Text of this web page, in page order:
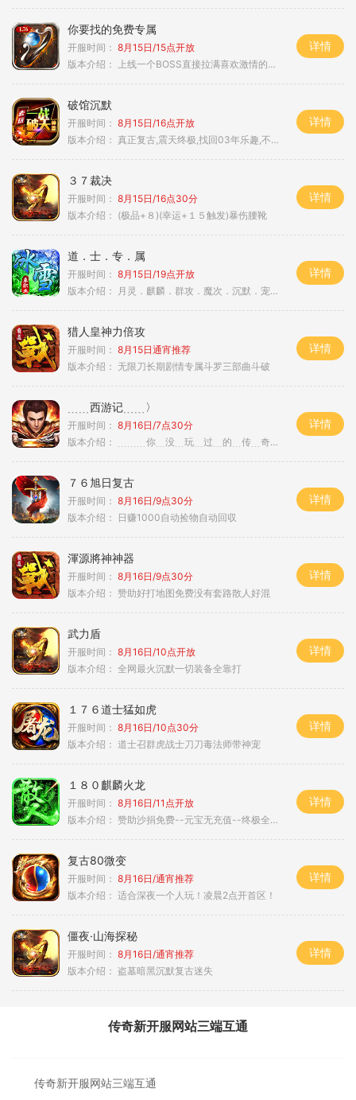
你要找的免费专属
开服时间： 8月15日/15点开放
版本介绍：
上线一个BOSS直接拉满喜欢激情的朋友进
详情
破馆沉默
开服时间： 8月15日/16点开放
版本介绍： 真正复古,震天终极,找回03年乐趣,不搞花里胡
详情
３７裁决
开服时间： 8月15日/16点30分
版本介绍： (极品+８)(幸运+１５触发)暴伤腰靴
详情
道．士．专．属
开服时间： 8月15日/19点开放
版本介绍：
月灵．麒麟．群攻．魔次．沉默．宠物．暗黑
详情
猎人皇神力倍攻
开服时间： 8月15日通宵推荐
版本介绍： 无限刀长期剧情专属斗罗三部曲斗破
详情
﹍﹍西游记﹍﹍〉
开服时间： 8月16日/7点30分
版本介绍：
﹍﹍﹍你﹍没﹍玩﹍过﹍的﹍传﹍奇﹍﹍﹍〉
详情
７６旭日复古
开服时间： 8月16日/9点30分
版本介绍：
日赚1000自动捡物自动回収
详情
渾源將神神器
开服时间： 8月16日/9点30分
版本介绍： 赞助好打地图免费没有套路散人好混
详情
武力盾
开服时间： 8月16日/10点开放
版本介绍： 全网最火沉默一切装备全靠打
详情
１７６道士猛如虎
开服时间： 8月16日/10点30分
版本介绍： 道士召群虎战士刀刀毒法师带神宠
详情
１８０麒麟火龙
开服时间： 8月16日/11点开放
版本介绍： 赞助沙捐免费--元宝无充值--终极全靠打
详情
复古80微变
开服时间： 8月16日/通宵推荐
版本介绍： 适合深夜一个人玩！凌晨2点开首区！
详情
僵夜·山海探秘
开服时间： 8月16日/通宵推荐
版本介绍： 盗墓暗黑沉默复古迷失
详情
传奇新开服网站三端互通
传奇新开服网站三端互通